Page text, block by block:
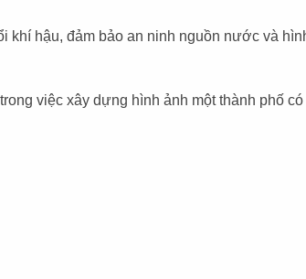
hậu, đảm bảo an ninh nguồn nước và
việc xây dựng hình ảnh một thành phố